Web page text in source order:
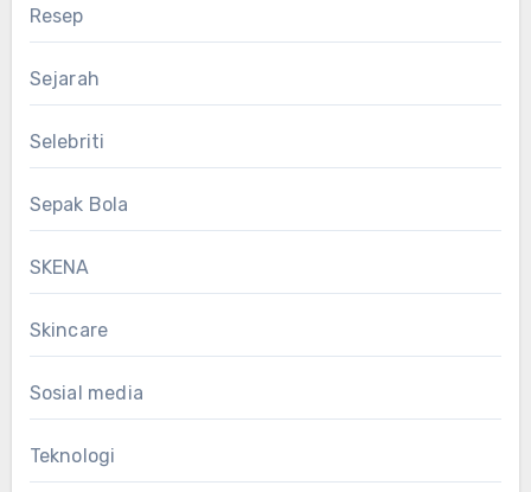
Resep
Sejarah
Selebriti
Sepak Bola
SKENA
Skincare
Sosial media
Teknologi